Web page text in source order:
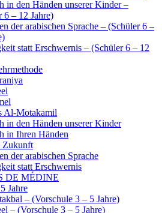
in den Händen unserer Kinder –
6 – 12 Jahre)
der arabischen Sprache – (Schüler 6 –
statt Erschwernis – (Schüler 6 – 12
Al-Motakamil
in den Händen unserer Kinder
in Ihren Händen
Zukunft
der arabischen Sprache
statt Erschwernis
DE MÉDINE
Jahre
– (Vorschule 3 – 5 Jahre)
– (Vorschule 3 – 5 Jahre)